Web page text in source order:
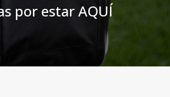
por estar AQUÍ